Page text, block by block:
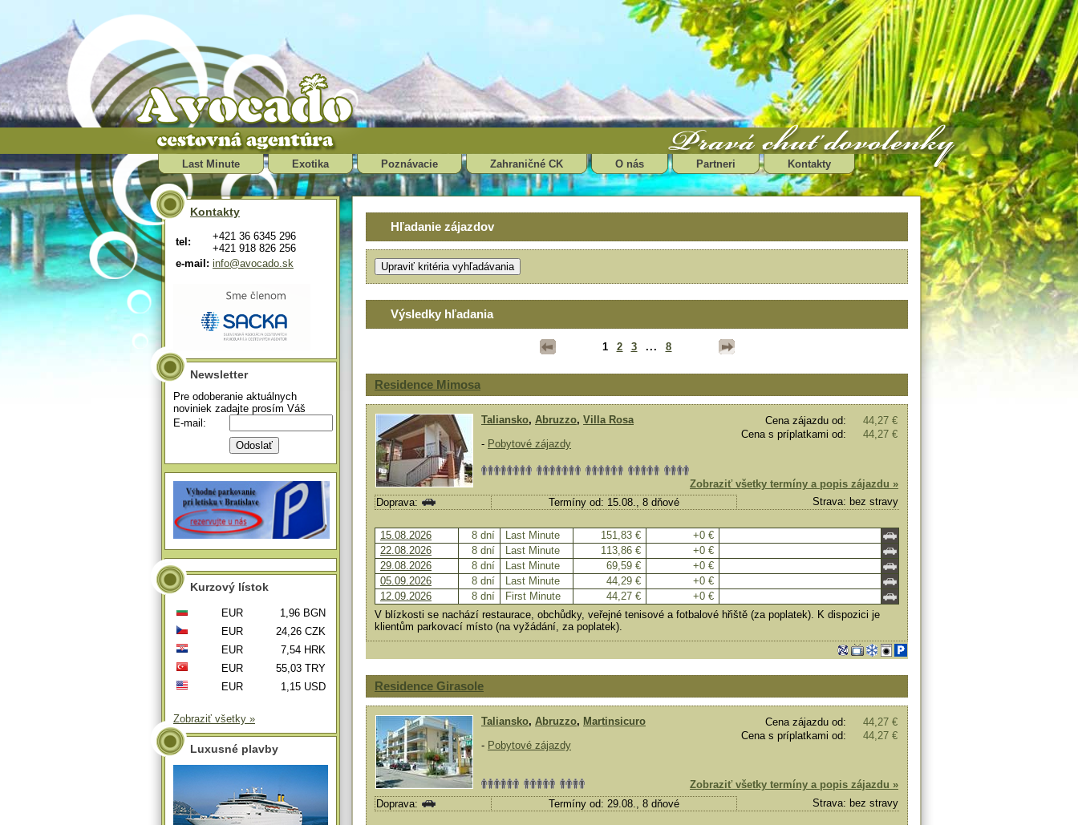
Last Minute Exotika Poznávacie Zahraničné CK O nás Partneri Kontakty
Hľadanie zájazdov
Výsledky hľadania
1 2 3 ... 8
Residence Mimosa
Cena zájazdu od:
44,27 €
Cena s príplatkami od:
44,27 €
Taliansko, Abruzzo, Villa Rosa
- Pobytové zájazdy
Zobraziť všetky termíny a popis zájazdu »
Doprava:
Termíny od: 15.08., 8 dňové Strava: bez stravy
15.08.2026 8 dní Last Minute 151,83 €
+0 €
22.08.2026
8 dní Last Minute 113,86 €
+0 €
29.08.2026
8 dní Last Minute 69,59 €
+0 €
05.09.2026
8 dní Last Minute 44,29 €
+0 €
12.09.2026
8 dní First Minute 44,27 €
+0 €
V blízkosti se nachází restaurace, obchůdky, veřejné tenisové a fotbalové hřiště (za poplatek). K dispozici je
klientům parkovací místo (na vyžádání, za poplatek).
Residence Girasole
Cena zájazdu od:
44,27 €
Cena s príplatkami od:
44,27 €
Taliansko, Abruzzo, Martinsicuro
- Pobytové zájazdy
Zobraziť všetky termíny a popis zájazdu »
Doprava:
Termíny od: 29.08., 8 dňové Strava: bez stravy
Kontakty
tel:
+421 36 6345 296
+421 918 826 256
e-mail: info@avocado.sk
Newsletter
Pre odoberanie aktuálnych
noviniek zadajte prosím Váš
E-mail:
Kurzový lístok
EUR
1,96 BGN
EUR
24,26 CZK
EUR
7,54 HRK
EUR
55,03 TRY
EUR
1,15 USD
Zobraziť všetky »
Luxusné plavby